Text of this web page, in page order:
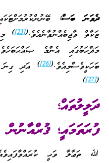
ދެވަނަ ބަސް:
ޒަކާތް ވާޖިބެއްނުވާނެއެވެ.(
[23]
)
މަޛްހަބުގައި އެންމެ
ބަހަކީވެސްމިއެވެ.(
[26]
) އަދި ގިނަ
(
[27]
)
ދަލީލުތައް؛
ފުރަތަމައީ؛ ޤުރްއާނުން
ﷲ ތަޢާލާ ވަޙީ